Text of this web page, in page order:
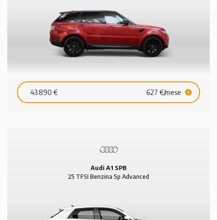
43.890 € 627 €/mese
Audi A1 SPB
25 TFSI Benzina 5p Advanced